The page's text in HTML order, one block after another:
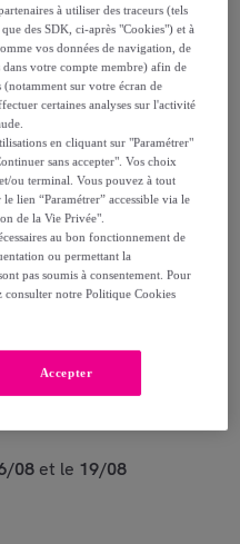
produit,
08 et le 19/08
à utiliser des traceurs (tels
des SDK, ci-après "Cookies") et à
vos données de navigation, de
dans votre compte membre) afin de
(notamment sur votre écran de
certaines analyses sur l'activité
en cliquant sur "Paramétrer"
sans accepter". Vos choix
ou terminal. Vous pouvez à tout
lien “Paramétrer” accessible via le
de la Vie Privée".
au bon fonctionnement de
ou permettant la
pas soumis à consentement. Pour
consulter notre Politique Cookies
Accepter